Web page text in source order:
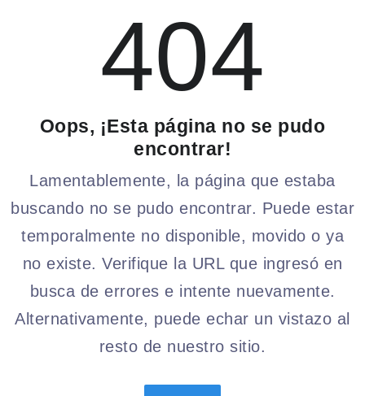
404
Oops, ¡Esta página no se pudo
encontrar!
Lamentablemente, la página que estaba
buscando no se pudo encontrar. Puede estar
temporalmente no disponible, movido o ya
no existe. Verifique la URL que ingresó en
busca de errores e intente nuevamente.
Alternativamente, puede echar un vistazo al
resto de nuestro sitio.